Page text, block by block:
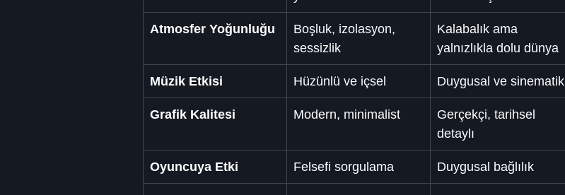
Atmosfer Yoğunluğu
Boşluk, izolasyon,
sessizlik
Kalabalık ama
yalnızlıkla dolu dünya
Müzik Etkisi Hüzünlü ve içsel Duygusal ve sinematik
Grafik Kalitesi Modern, minimalist
Gerçekçi, tarihsel
detaylı
Oyuncuya Etki Felsefi sorgulama Duygusal bağlılık